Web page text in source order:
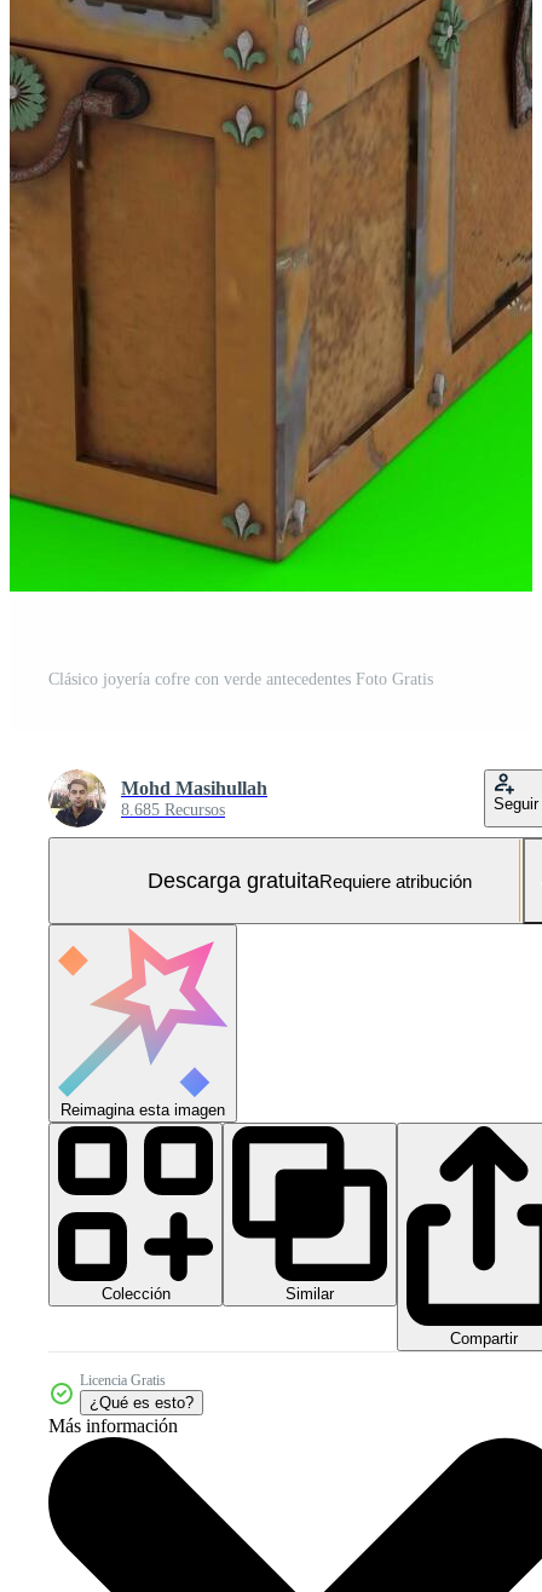
Clásico joyería cofre con verde antecedentes Foto Gratis
Mohd Masihullah
8.685 Recursos Seguir
Descarga gratuitaRequiere atribución
Reimagina esta imagen
Colección Similar
Compartir
Licencia Gratis
¿Qué es esto?
Más información